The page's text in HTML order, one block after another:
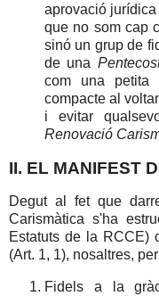
aprovació
que no som cap
sinó un grup de
de una
com una petita
compacte al
i evitar
Renovació
II. EL MANIFEST
Degut al fet que
Carismàtica s'ha
Estatuts de la RCCE)
(Art. 1, 1), nosaltres,
Fidels a la